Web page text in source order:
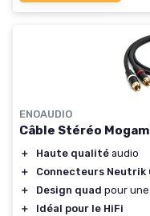
ENOAUDIO
Câble Stéréo
＋ Haute qualité audio
＋
Connecteurs Neutrik
＋
Design quad pour
＋
Idéal pour le HiFi